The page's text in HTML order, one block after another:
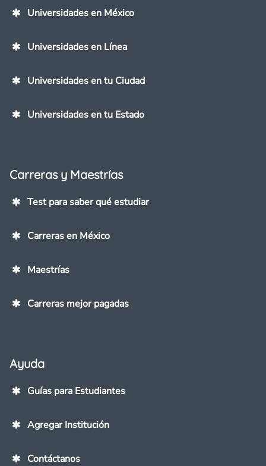
Universidades en México
Universidades en Línea
Universidades en tu Ciudad
Universidades en tu Estado
Carreras y Maestrías
Test para saber qué estudiar
Carreras en México
Maestrías
Carreras mejor pagadas
Ayuda
Guías para Estudiantes
Agregar Institución
Contáctanos